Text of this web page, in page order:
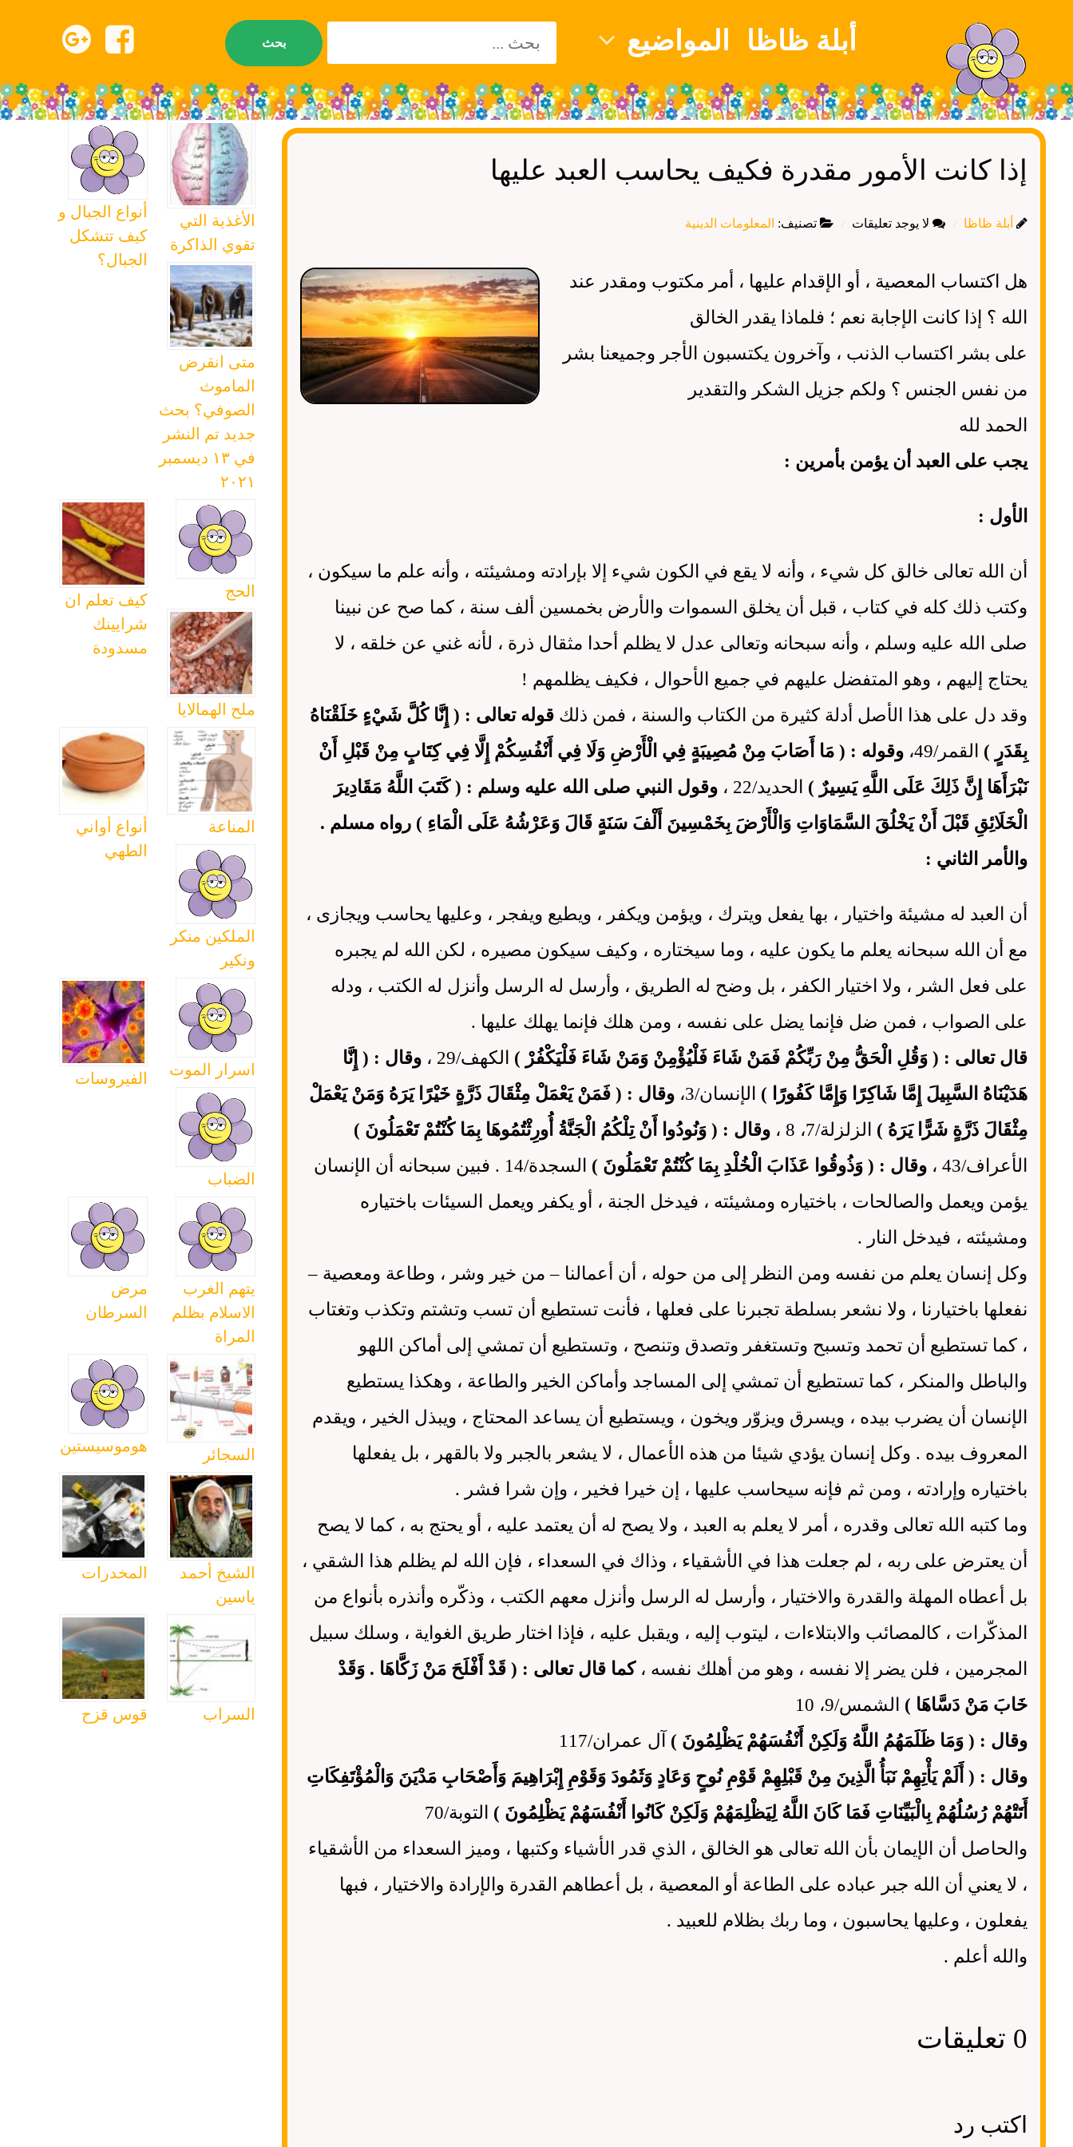
أبلة ظاظا المواضيع
عن:
إذا كانت الأمور مقدرة فكيف يحاسب العبد عليها
أبلة ظاظا لا يوجد تعليقات تصنيف: المعلومات الدينية
هل اكتساب المعصية ، أو الإقدام عليها ، أمر مكتوب ومقدر عند
الله ؟ إذا كانت الإجابة نعم ؛ فلماذا يقدر الخالق
على بشر اكتساب الذنب ، وآخرون يكتسبون الأجر وجميعنا بشر
من نفس الجنس ؟ ولكم جزيل الشكر والتقدير
الحمد لله
يجب على العبد أن يؤمن بأمرين :
الأول :
أن الله تعالى خالق كل شيء ، وأنه لا يقع في الكون شيء إلا بإرادته ومشيئته ، وأنه علم ما سيكون ،
وكتب ذلك كله في كتاب ، قبل أن يخلق السموات والأرض بخمسين ألف سنة ، كما صح عن نبينا
صلى الله عليه وسلم ، وأنه سبحانه وتعالى عدل لا يظلم أحدا مثقال ذرة ، لأنه غني عن خلقه ، لا
يحتاج إليهم ، وهو المتفضل عليهم في جميع الأحوال ، فكيف يظلمهم !
وقد دل على هذا الأصل أدلة كثيرة من الكتاب والسنة ، فمن ذلك قوله تعالى : ( إِنَّا كُلَّ شَيْءٍ خَلَقْنَاهُ
بِقَدَرٍ ) القمر/49،
وقوله : ( مَا أَصَابَ مِنْ مُصِيبَةٍ فِي الْأَرْضِ وَلَا فِي أَنْفُسِكُمْ إِلَّا فِي كِتَابٍ مِنْ قَبْلِ أَنْ
نَبْرَأَهَا إِنَّ ذَلِكَ عَلَى اللَّهِ يَسِيرٌ ) الحديد/22 ،
وقول النبي صلى الله عليه وسلم : ( كَتَبَ اللَّهُ مَقَادِيرَ
الْخَلَائِقِ قَبْلَ أَنْ يَخْلُقَ السَّمَاوَاتِ وَالْأَرْضَ بِخَمْسِينَ أَلْفَ سَنَةٍ قَالَ وَعَرْشُهُ عَلَى الْمَاءِ ) رواه مسلم .
والأمر الثاني :
أن العبد له مشيئة واختيار ، بها يفعل ويترك ، ويؤمن ويكفر ، ويطيع ويفجر ، وعليها يحاسب ويجازى ،
مع أن الله سبحانه يعلم ما يكون عليه ، وما سيختاره ، وكيف سيكون مصيره ، لكن الله لم يجبره
على فعل الشر ، ولا اختيار الكفر ، بل وضح له الطريق ، وأرسل له الرسل وأنزل له الكتب ، ودله
على الصواب ، فمن ضل فإنما يضل على نفسه ، ومن هلك فإنما يهلك عليها .
قال تعالى : ( وَقُلِ الْحَقُّ مِنْ رَبِّكُمْ فَمَنْ شَاءَ فَلْيُؤْمِنْ وَمَنْ شَاءَ فَلْيَكْفُرْ ) الكهف/29 ،
وقال : ( إِنَّا
هَدَيْنَاهُ السَّبِيلَ إِمَّا شَاكِرًا وَإِمَّا كَفُورًا ) الإنسان/3،
وقال : ( فَمَنْ يَعْمَلْ مِثْقَالَ ذَرَّةٍ خَيْرًا يَرَهُ وَمَنْ يَعْمَلْ
مِثْقَالَ ذَرَّةٍ شَرًّا يَرَهُ ) الزلزلة/7، 8 ،
وقال : ( وَنُودُوا أَنْ تِلْكُمُ الْجَنَّةُ أُورِثْتُمُوهَا بِمَا كُنْتُمْ تَعْمَلُونَ )
الأعراف/43 ،
وقال : ( وَذُوقُوا عَذَابَ الْخُلْدِ بِمَا كُنْتُمْ تَعْمَلُونَ )
السجدة/14 . فبين سبحانه أن الإنسان
يؤمن ويعمل والصالحات ، باختياره ومشيئته ، فيدخل الجنة ، أو يكفر ويعمل السيئات باختياره
ومشيئته ، فيدخل النار .
وكل إنسان يعلم من نفسه ومن النظر إلى من حوله ، أن أعمالنا – من خير وشر ، وطاعة ومعصية –
نفعلها باختيارنا ، ولا نشعر بسلطة تجبرنا على فعلها ، فأنت تستطيع أن تسب وتشتم وتكذب وتغتاب
، كما تستطيع أن تحمد وتسبح وتستغفر وتصدق وتنصح ، وتستطيع أن تمشي إلى أماكن اللهو
والباطل والمنكر ، كما تستطيع أن تمشي إلى المساجد وأماكن الخير والطاعة ، وهكذا يستطيع
الإنسان أن يضرب بيده ، ويسرق ويزوّر ويخون ، ويستطيع أن يساعد المحتاج ، ويبذل الخير ، ويقدم
المعروف بيده . وكل إنسان يؤدي شيئا من هذه الأعمال ، لا يشعر بالجبر ولا بالقهر ، بل يفعلها
باختياره وإرادته ، ومن ثم فإنه سيحاسب عليها ، إن خيرا فخير ، وإن شرا فشر .
وما كتبه الله تعالى وقدره ، أمر لا يعلم به العبد ، ولا يصح له أن يعتمد عليه ، أو يحتج به ، كما لا يصح
أن يعترض على ربه ، لم جعلت هذا في الأشقياء ، وذاك في السعداء ، فإن الله لم يظلم هذا الشقي ،
بل أعطاه المهلة والقدرة والاختيار ، وأرسل له الرسل وأنزل معهم الكتب ، وذكّره وأنذره بأنواع من
المذكّرات ، كالمصائب والابتلاءات ، ليتوب إليه ، ويقبل عليه ، فإذا اختار طريق الغواية ، وسلك سبيل
المجرمين ، فلن يضر إلا نفسه ، وهو من أهلك نفسه ،كما قال تعالى : ( قَدْ أَفْلَحَ مَنْ زَكَّاهَا . وَقَدْ
خَابَ مَنْ دَسَّاهَا ) الشمس/9، 10
وقال : ( وَمَا ظَلَمَهُمُ اللَّهُ وَلَكِنْ أَنْفُسَهُمْ يَظْلِمُونَ ) آل عمران/117
وقال : ( أَلَمْ يَأْتِهِمْ نَبَأُ الَّذِينَ مِنْ قَبْلِهِمْ قَوْمِ نُوحٍ وَعَادٍ وَثَمُودَ وَقَوْمِ إِبْرَاهِيمَ وَأَصْحَابِ مَدْيَنَ وَالْمُؤْتَفِكَاتِ
أَتَتْهُمْ رُسُلُهُمْ بِالْبَيِّنَاتِ فَمَا كَانَ اللَّهُ لِيَظْلِمَهُمْ وَلَكِنْ كَانُوا أَنْفُسَهُمْ يَظْلِمُونَ ) التوبة/70
والحاصل أن الإيمان بأن الله تعالى هو الخالق ، الذي قدر الأشياء وكتبها ، وميز السعداء من الأشقياء
، لا يعني أن الله جبر عباده على الطاعة أو المعصية ، بل أعطاهم القدرة والإرادة والاختيار ، فبها
يفعلون ، وعليها يحاسبون ، وما ربك بظلام للعبيد .
والله أعلم .
0 تعليقات
اكتب رد
أنواع الجبال و
كيف تتشكل
الجبال؟
الأغذية التي
تقوي الذاكرة
متى انقرض
الماموث
الصوفي؟ بحث
جديد تم النشر
في ١٣ ديسمبر
٢٠٢١
كيف تعلم ان
شرايينك
مسدودة
الحج
ملح الهمالايا
أنواع أواني
الطهي
المناعة
الملكين منكر
ونكير
الفيروسات اسرار الموت
الضباب
مرض
السرطان
يتهم الغرب
الاسلام بظلم
المراة
هوموسيستين السجائر
المخدرات
الشيخ أحمد
ياسين
قوس قزح السراب